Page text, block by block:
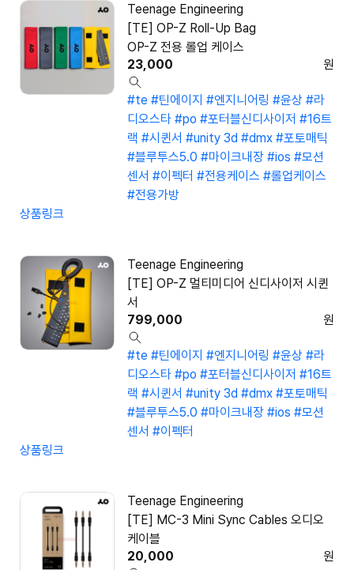
Teenage Engineering
[TE] OP-Z Roll-Up Bag
OP-Z 전용 롤업 케이스
23,000
원
#te #틴에이지 #엔지니어링 #윤상 #라
디오스타 #po #포터블신디사이저 #16트
랙 #시퀸서 #unity 3d #dmx #포토매틱
#블루투스5.0 #마이크내장 #ios #모션
센서 #이펙터 #전용케이스 #롤업케이스
#전용가방
상품링크
Teenage Engineering
[TE] OP-Z 멀티미디어 신디사이저 시퀸
서
799,000
원
#te #틴에이지 #엔지니어링 #윤상 #라
디오스타 #po #포터블신디사이저 #16트
랙 #시퀸서 #unity 3d #dmx #포토매틱
#블루투스5.0 #마이크내장 #ios #모션
센서 #이펙터
상품링크
Teenage Engineering
[TE] MC-3 Mini Sync Cables 오디오
케이블
20,000
원